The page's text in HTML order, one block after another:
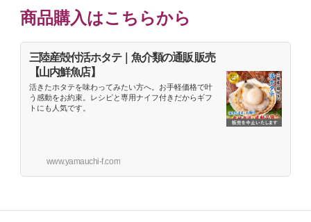
商品購入はこちらから
三陸産殻付活ホタテ｜魚介類の通販 販売
【山内鮮魚店】
活きたホタテを味わってみたい方へ。お手軽価格で叶
う感動をお約束。レシピと専用ナイフ付きだからギフ
トにも人気です。
www.yamauchi-f.com